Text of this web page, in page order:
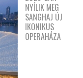
NYÍLIK MEG
SANGHAJ ÚJ
IKONIKUS
OPERAHÁZA